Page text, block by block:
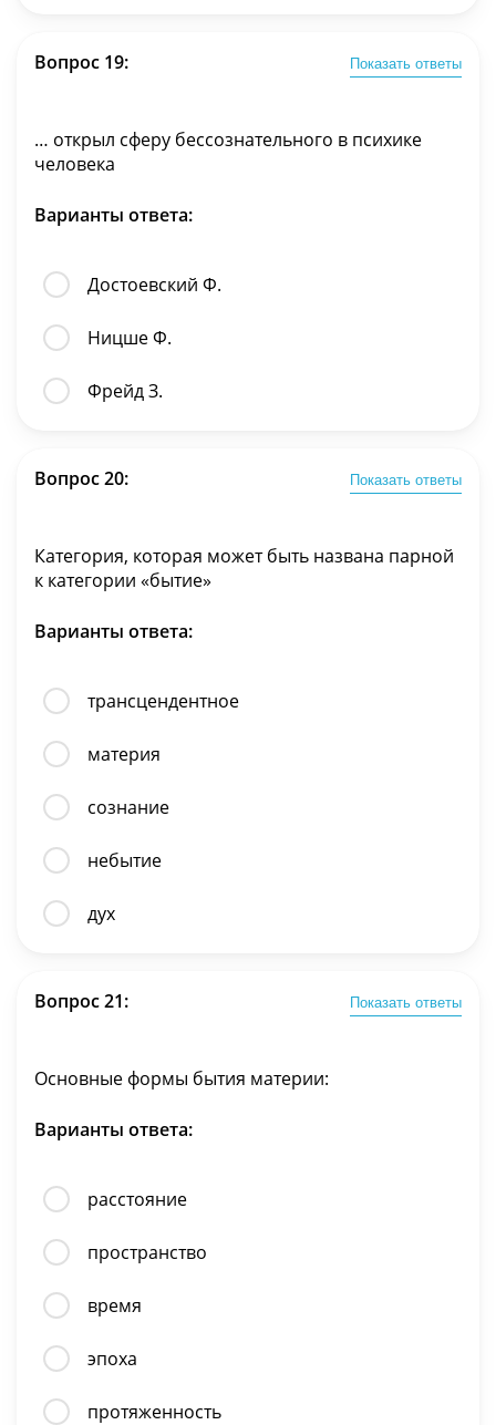
Вопрос 19: Показать ответы
… открыл сферу бессознательного в психике
человека
Варианты ответа:
Достоевский Ф.
Ницше Ф.
Фрейд З.
Вопрос 20: Показать ответы
Категория, которая может быть названа парной
к категории «бытие»
Варианты ответа:
трансцендентное
материя
сознание
небытие
дух
Вопрос 21: Показать ответы
Основные формы бытия материи:
Варианты ответа:
расстояние
пространство
время
эпоха
протяженность